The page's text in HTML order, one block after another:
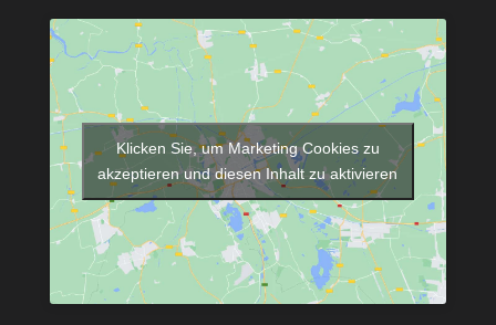
Klicken Sie, um Marketing Cookies zu
akzeptieren und diesen Inhalt zu aktivieren